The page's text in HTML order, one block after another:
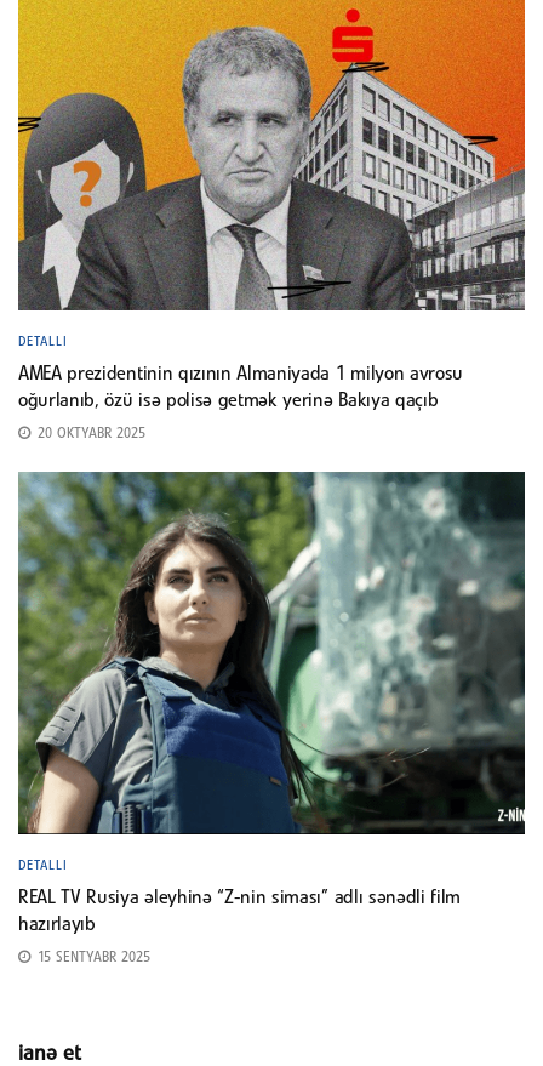
DETALLI
AMEA prezidentinin qızının Almaniyada 1 milyon avrosu
oğurlanıb, özü isə polisə getmək yerinə Bakıya qaçıb
20 OKTYABR 2025
DETALLI
REAL TV Rusiya əleyhinə “Z-nin siması” adlı sənədli film
hazırlayıb
15 SENTYABR 2025
ianə et